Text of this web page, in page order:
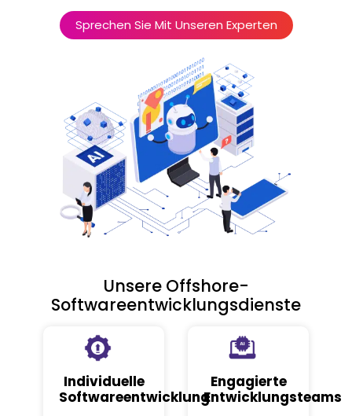
Sprechen Sie Mit Unseren Experten
Unsere Offshore-
Softwareentwicklungsdienste
Individuelle
Softwareentwicklung
Engagierte
Entwicklungsteams